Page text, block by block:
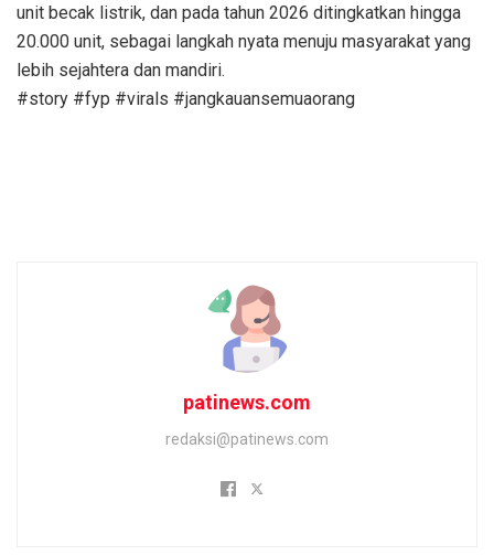
unit becak listrik, dan pada tahun 2026 ditingkatkan hingga
20.000 unit, sebagai langkah nyata menuju masyarakat yang
lebih sejahtera dan mandiri.
#story #fyp #virals #jangkauansemuaorang
patinews.com
redaksi@patinews.com